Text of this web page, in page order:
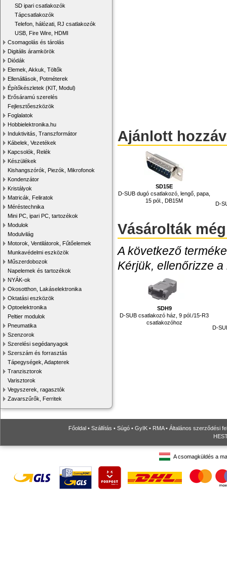
SD ipari csatlakozók
Tápcsatlakozók
Telefon, hálózati, RJ csatlakozók
USB, Fire Wire, HDMI
Csomagolás és tárolás
Digitális áramkörök
Diódák
Elemek, Akkuk, Töltők
Ellenállások, Potméterek
Építőkészletek (KIT, Modul)
Erősáramú szerelés
Fejlesztőeszközök
Foglalatok
Hobbielektronika.hu
Induktivitás, Transzformátor
Kábelek, Vezetékek
Kapcsolók, Relék
Készülékek
Kishangszórók, Piezók, Mikrofonok
Kondenzátor
Kristályok
Matricák, Feliratok
Méréstechnika
Mini PC, ipari PC, tartozékok
Modulok
Modulvilág
Motorok, Ventilátorok, Fűtőelemek
Munkavédelmi eszközök
Műszerdobozok
Napelemek és tartozékok
NYÁK-ok
Okosotthon, Lakáselektronika
Oktatási eszközök
Optoelektronika
Peltier modulok
Pneumatika
Szenzorok
Szerelési segédanyagok
Szerszám és forrasztás
Tápegységek, Adapterek
Tranzisztorok
Varisztorok
Vegyszerek, ragasztók
Zavarszűrők, Ferritek
Ajánlott
SD15E
D-SUB dugó csatlakozó, lengő, papa,
15 pól., DB15M
D-
Vásárolták még
A következő
Kérjük, ellenőrizze
SDH9
D-SUB csatlakozó ház, 9 pól./15-R3
csatlakozóhoz
D-
Főoldal • Szállítás • Súgó • GyIK • RMA• Általános szerződési
A csomagküldés a